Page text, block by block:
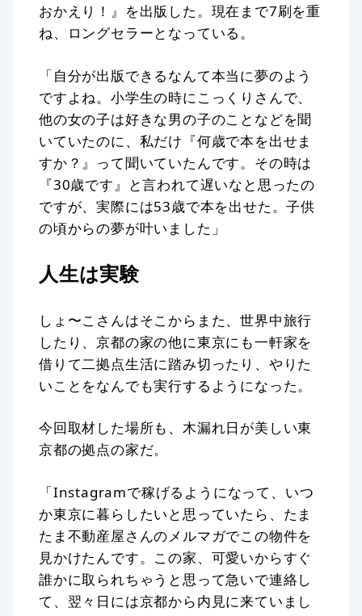
おかえり！』を出版した。現在まで7刷を重
ね、ロングセラーとなっている。
「自分が出版できるなんて本当に夢のよう
ですよね。小学生の時にこっくりさんで、
他の女の子は好きな男の子のことなどを聞
いていたのに、私だけ『何歳で本を出せま
すか？』って聞いていたんです。その時は
『30歳です』と言われて遅いなと思ったの
ですが、実際には53歳で本を出せた。子供
の頃からの夢が叶いました」
人生は実験
しょ〜こさんはそこからまた、世界中旅行
したり、京都の家の他に東京にも一軒家を
借りて二拠点生活に踏み切ったり、やりた
いことをなんでも実行するようになった。
今回取材した場所も、木漏れ日が美しい東
京都の拠点の家だ。
「Instagramで稼げるようになって、いつ
か東京に暮らしたいと思っていたら、たま
たま不動産屋さんのメルマガでこの物件を
見かけたんです。この家、可愛いからすぐ
誰かに取られちゃうと思って急いで連絡し
て、翌々日には京都から内見に来ていまし